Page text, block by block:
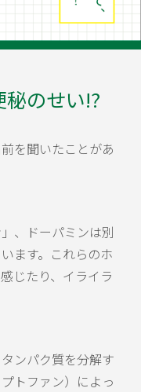
のせい!?
を聞いたことがあ
、ドーパミンは別
ます。これらのホ
じたり、イライラ
ンパク質を分解す
トファン）によっ